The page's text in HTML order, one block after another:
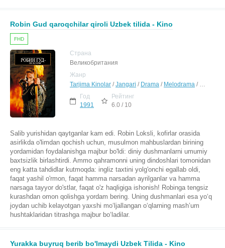
Robin Gud qaroqchilar qiroli Uzbek tilida - Kino
FHD
Страна
Великобритания
Жанр
Tarjima Kinolar /Jangari / Drama / Melodrama /
Год
1991
Рейтинг
6.0 / 10
Salib yurishidan qaytganlar kam edi. Robin Loksli, kofirlar orasida
asirlikda o'limdan qochish uchun, musulmon mahbuslardan birining
yordamidan foydalanishga majbur bo'ldi: diniy dushmanlarni umumiy
baxtsizlik birlashtirdi. Ammo qahramonni uning dindoshlari tomonidan
eng katta tahdidlar kutmoqda: ingliz taxtini yolg'onchi egallab oldi,
faqat yashil o'rmon, faqat hamma narsadan ayrilganlar va hamma
narsaga tayyor do'stlar, faqat o'z haqligiga ishonish! Robinga tengsiz
kurashdan omon qolishga yordam bering. Uning dushmanlari esa yo‘q
joydan uchib kelayotgan yaxshi mo‘ljallangan o‘qlarning mash’um
hushtaklaridan titrashga majbur bo‘ladilar.
Yurakka buyruq berib bo'lmaydi Uzbek Tilida - Kino